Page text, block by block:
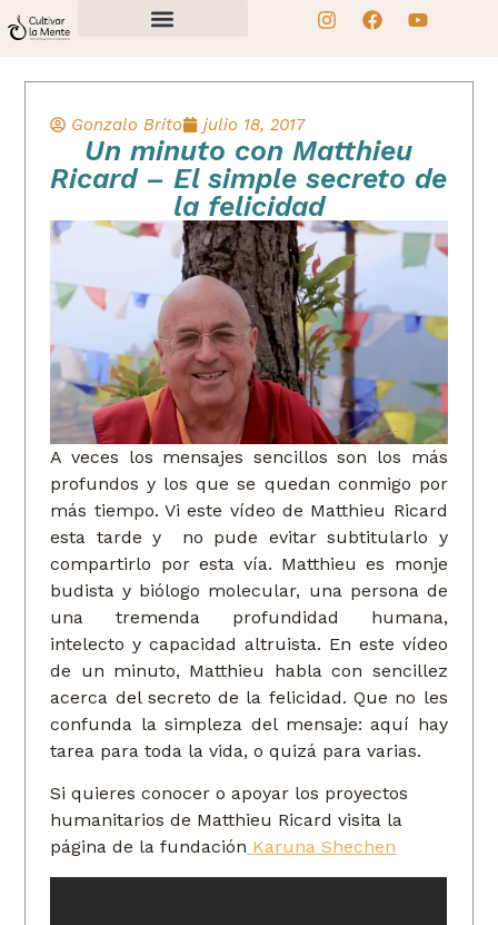
Gonzalo Brito julio 18, 2017
Un minuto con Matthieu
Ricard – El simple secreto de
la felicidad
A veces los mensajes sencillos son los más
profundos y los que se quedan conmigo por
más tiempo. Vi este vídeo de Matthieu Ricard
esta tarde y no pude evitar subtitularlo y
compartirlo por esta vía. Matthieu es monje
budista y biólogo molecular, una persona de
una tremenda profundidad humana,
intelecto y capacidad altruista. En este vídeo
de un minuto, Matthieu habla con sencillez
acerca del secreto de la felicidad. Que no les
confunda la simpleza del mensaje: aquí hay
tarea para toda la vida, o quizá para varias.
Si quieres conocer o apoyar los proyectos
humanitarios de Matthieu Ricard visita la
página de la fundación Karuna Shechen